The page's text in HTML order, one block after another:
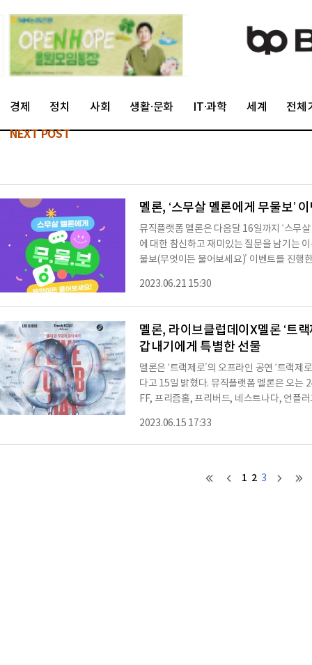
경제 정치 사회 생활·문화 IT·과학 세계 전체
NEXT POST
멜론, ‘스무살 멜론에게 무물보’
뮤직플랫폼 멜론은 다음달 16일까지 ‘스무
에 대한 참신하고 재미있는 질문을 남기는
물보(무엇이든 물어보세요)’ 이벤트를 진행
민국 음악산업 및 트렌드에 대한 모든 호기
멜론을 향한 이용자들의 질문 중 재미나고
2023.06.21 15:30
멜론, 라이브클럽데이X멜론 ‘트
갑내기에게 특별한 선물
멜론은 ‘트랙제로’의 오프라인 공연 ‘트랙
다고 15일 밝혔다. 뮤직플랫폼 멜론은 오는
FF, 프리즘홀, 프리버드, 네스트나다, 언플
코로나19 팬데믹으로 어려움을 겪은 인디
직접 만나는 현장의 기회를 제공하고자 시
2023.06.15 17:33
1 2 3